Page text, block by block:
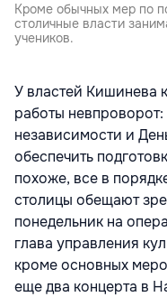
Кроме обычных мер по
столичные власти
учеников.
У властей Кишинева
работы
независимости и
обеспечить
похоже, все в
столицы обещают
понедельник на
глава управления
кроме основных
еще два концерта в